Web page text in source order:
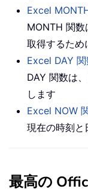
Excel
MONTH 関数
取得するため
Excel DAY 関
DAY 関数は
します
Excel NOW
現在の時刻と
最高の